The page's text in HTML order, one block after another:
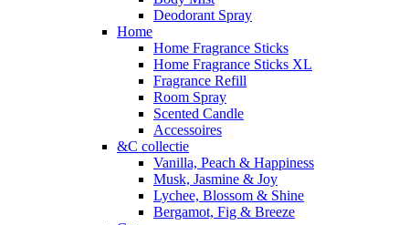
Deodorant Spray
Home
Home Fragrance Sticks
Home Fragrance Sticks XL
Fragrance Refill
Room Spray
Scented Candle
Accessoires
&C collectie
Vanilla, Peach & Happiness
Musk, Jasmine & Joy
Lychee, Blossom & Shine
Bergamot, Fig & Breeze